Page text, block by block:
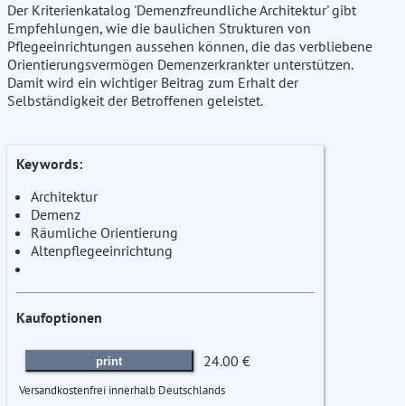
Der Kriterienkatalog 'Demenzfreundliche Architektur' gibt
Empfehlungen, wie die baulichen Strukturen von
Pflegeeinrichtungen aussehen können, die das verbliebene
Orientierungsvermögen Demenzerkrankter unterstützen.
Damit wird ein wichtiger Beitrag zum Erhalt der
Selbständigkeit der Betroffenen geleistet.
Keywords:
Architektur
Demenz
Räumliche Orientierung
Altenpflegeeinrichtung
Kaufoptionen
print 24.00 €
Versandkostenfrei innerhalb Deutschlands